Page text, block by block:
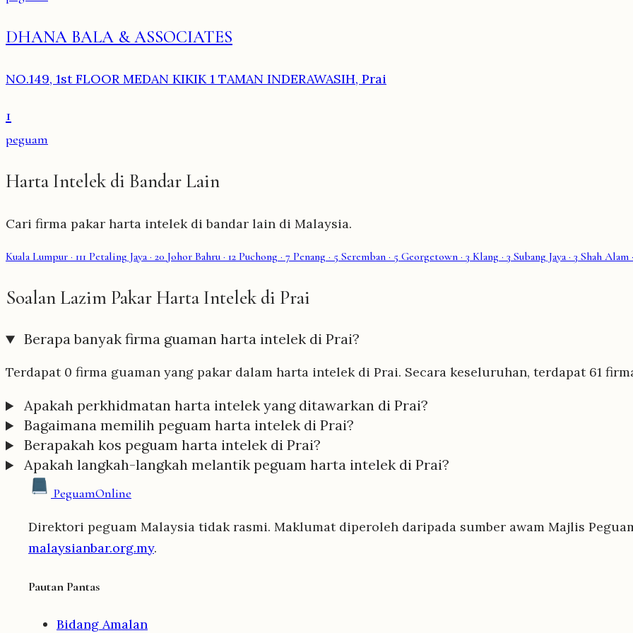
DHANA BALA & ASSOCIATES
NO.149, 1st FLOOR MEDAN KIKIK 1 TAMAN INDERAWASIH, Prai
1
peguam
Harta Intelek di Bandar Lain
Cari firma pakar harta intelek di bandar lain di Malaysia.
Kuala Lumpur · 111 Petaling Jaya· 20 Johor Bahru · 12 Puchong · 7 Penang · 5 Seremban · 5 Georgetown · 3 Klang · 3 Subang Jaya· 3 Shah Alam
Soalan Lazim Pakar Harta Intelek di Prai
Berapa banyak firma guaman harta intelek di Prai?
Terdapat 0 firma guaman yang pakar dalam harta intelek di Prai. Secara keseluruhan, terdapat 61
Apakah perkhidmatan harta intelek yang ditawarkan di Prai?
Bagaimana memilih peguam harta intelek di Prai?
Berapakah kos peguam harta intelek di Prai?
Apakah langkah-langkah melantik peguam harta intelek di Prai?
PeguamOnline
Direktori peguam Malaysia tidak rasmi. Maklumat diperoleh daripada sumber awam Majlis
malaysianbar.org.my.
Pautan Pantas
Bidang Amalan